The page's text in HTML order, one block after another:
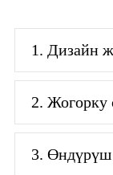
1. Дизайн
2. Жогорку
3. Өндүрүш